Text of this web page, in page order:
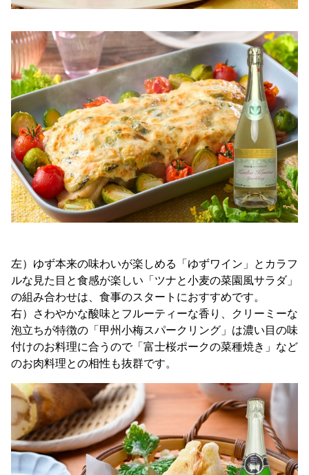
左）ゆず本来の味わいが楽しめる「ゆずワイン」とカラフ
ルな見た目と食感が楽しい「ツナと小麦の菜園風サラダ」
の組み合わせは、食事のスタートにおすすめです。
右）さわやかな酸味とフルーティーな香り、クリーミーな
泡立ちが特徴の「甲州小梅スパークリング」は濃い目の味
付けのお料理に合うので「富士桜ポークの菜種焼き」など
のお肉料理との相性も抜群です。